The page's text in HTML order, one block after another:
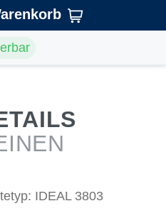
IDEAL 3803